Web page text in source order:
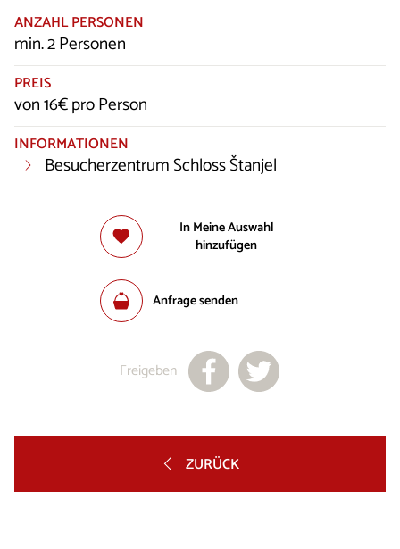
ANZAHL PERSONEN
min. 2 Personen
PREIS
von 16€ pro Person
INFORMATIONEN
Besucherzentrum Schloss Štanjel
In Meine Auswahl
hinzufügen
Anfrage senden
Freigeben
ZURÜCK